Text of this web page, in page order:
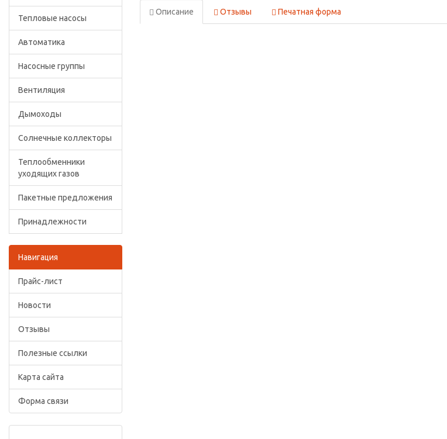
Тепловые насосы
Автоматика
Насосные группы
Вентиляция
Дымоходы
Солнечные коллекторы
Теплообменники
уходящих газов
Пакетные предложения
Принадлежности
Навигация
Прайс-лист
Новости
Отзывы
Полезные ссылки
Карта сайта
Форма связи
Описание Отзывы Печатная форма